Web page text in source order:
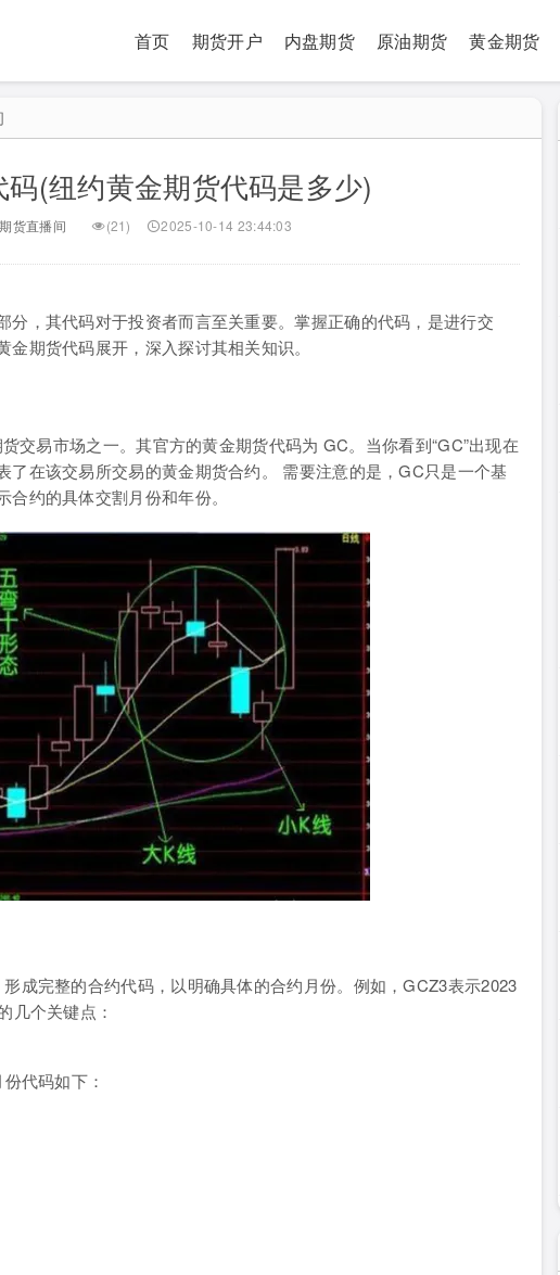
首页 期货开户 内盘期货 原油期货 黄金期货
(纽约黄金期货代码是多少)
期货直播间 (21) 2025-10-14 23:44:03
，其代码对于投资者而言至关重要。掌握正确的代码，是进行交
期货代码展开，深入探讨其相关知识。
交易市场之一。其官方的黄金期货代码为 GC。当你看到“GC”出现在
了在该交易所交易的黄金期货合约。 需要注意的是，GC只是一个基
约的具体交割月份和年份。
成完整的合约代码，以明确具体的合约月份。例如，GCZ3表示2023
几个关键点：
代码如下：